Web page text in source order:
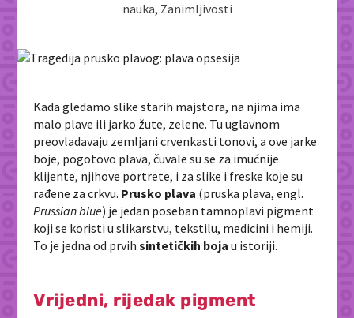
nauka, Zanimljivosti
Kada gledamo slike starih majstora, na njima ima
malo plave ili jarko žute, zelene. Tu uglavnom
preovladavaju zemljani crvenkasti tonovi, a ove jarke
boje, pogotovo plava, čuvale su se za imućnije
klijente, njihove portrete, i za slike i freske koje su
rađene za crkvu. Prusko plava (pruska plava, engl.
Prussian blue) je jedan poseban tamnoplavi pigment
koji se koristi u slikarstvu, tekstilu, medicini i hemiji.
To je jedna od prvihsintetičkih boja u istoriji.
Vrijedni, rijedak pigment